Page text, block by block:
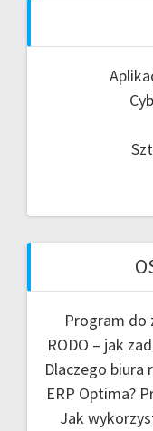
Program do
RODO – jak
Dlaczego biura
ERP Optima?
Jak